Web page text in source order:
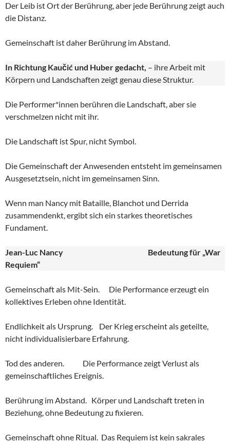
Der Leib ist Ort der Berührung, aber jede Berührung zeigt auch
die Distanz.
Gemeinschaft ist daher Berührung im Abstand.
In Richtung Kaučić und Huber gedacht, – ihre Arbeit mit
Körpern und Landschaften zeigt genau diese Struktur.
Die Performer*innen berühren die Landschaft, aber sie
verschmelzen nicht mit ihr.
Die Landschaft ist Spur, nicht Symbol.
Die Gemeinschaft der Anwesenden entsteht im gemeinsamen
Ausgesetztsein, nicht im gemeinsamen Sinn.
Wenn man Nancy mit Bataille, Blanchot und Derrida
zusammendenkt, ergibt sich ein starkes theoretisches
Fundament.
Jean-Luc Nancy
Bedeutung für „War
Requiem“
Gemeinschaft als Mit-Sein. Die Performance erzeugt ein
kollektives Erleben ohne Identität.
Endlichkeit als Ursprung. Der Krieg erscheint als geteilte,
nicht individualisierbare Erfahrung.
Tod des anderen. Die Performance zeigt Verlust als
gemeinschaftliches Ereignis.
Berührung im Abstand. Körper und Landschaft treten in
Beziehung, ohne Bedeutung zu fixieren.
Gemeinschaft ohne Ritual. Das Requiem ist kein sakrales